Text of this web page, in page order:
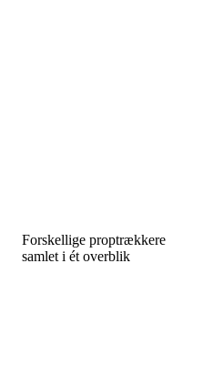
Forskellige proptrækkere
samlet i ét overblik